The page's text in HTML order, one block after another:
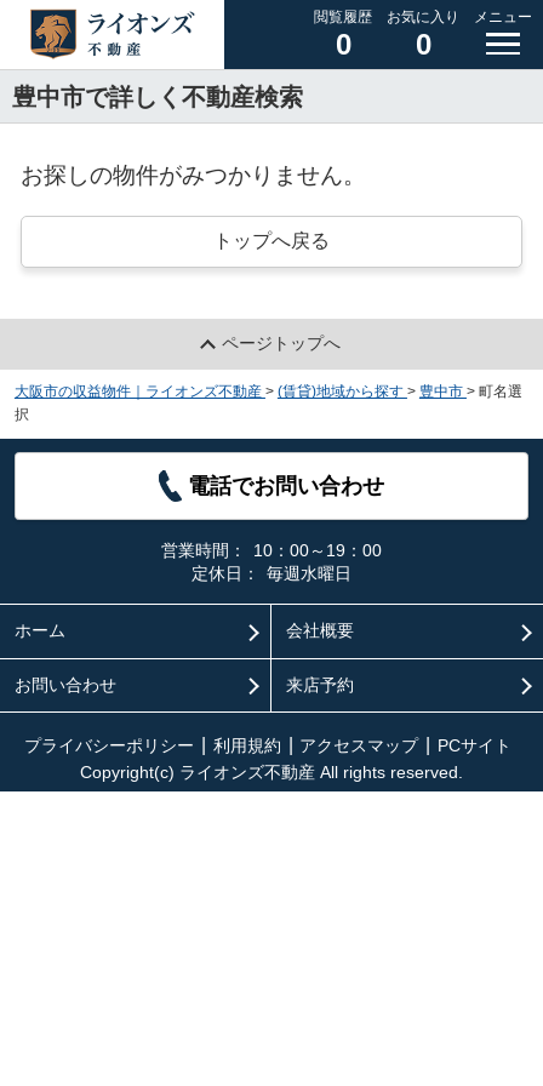
閲覧履歴
0
お気に入り
0
メニュー
豊中市で詳しく不動産検索
お探しの物件がみつかりません。
トップへ戻る
ページトップへ
大阪市の収益物件｜ライオンズ不動産 > (賃貸)地域から探す > 豊中市 > 町名選
択
電話でお問い合わせ
営業時間：
10：00～19：00
定休日：
毎週水曜日
ホーム 会社概要
お問い合わせ 来店予約
プライバシーポリシー 利用規約 アクセスマップ
PCサイト
Copyright(c) ライオンズ不動産 All rights reserved.